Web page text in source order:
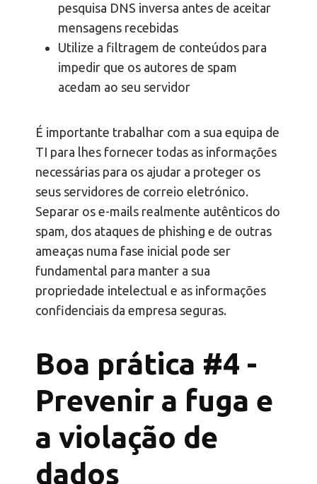
pesquisa DNS inversa antes de aceitar
mensagens recebidas
Utilize a filtragem de conteúdos para
impedir que os autores de spam
acedam ao seu servidor
É importante trabalhar com a sua equipa de
TI para lhes fornecer todas as informações
necessárias para os ajudar a proteger os
seus servidores de correio eletrónico.
Separar os e-mails realmente autênticos do
spam, dos ataques de phishing e de outras
ameaças numa fase inicial pode ser
fundamental para manter a sua
propriedade intelectual e as informações
confidenciais da empresa seguras.
Boa prática #4 -
Prevenir a fuga e
a violação de
dados